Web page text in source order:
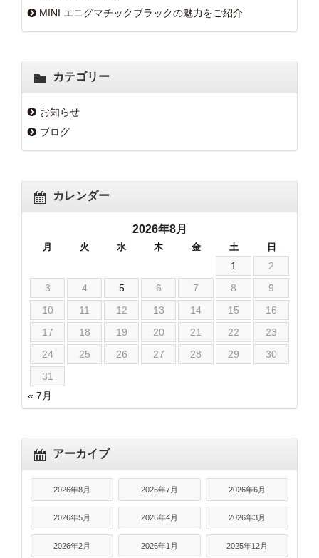
MINI エニグマチックブラックの魅力をご紹介
カテゴリー
お知らせ
ブログ
カレンダー
2026年8月
月 火 水 木 金 土 日
1
2
3
4 5 6 7 8
9
10
11 12 13 14 15
16
17
18 19 20 21 22
23
24
25 26 27 28 29
30
31
« 7月
アーカイブ
2026年8月 2026年7月 2026年6月
2026年5月 2026年4月 2026年3月
2026年2月 2026年1月 2025年12月